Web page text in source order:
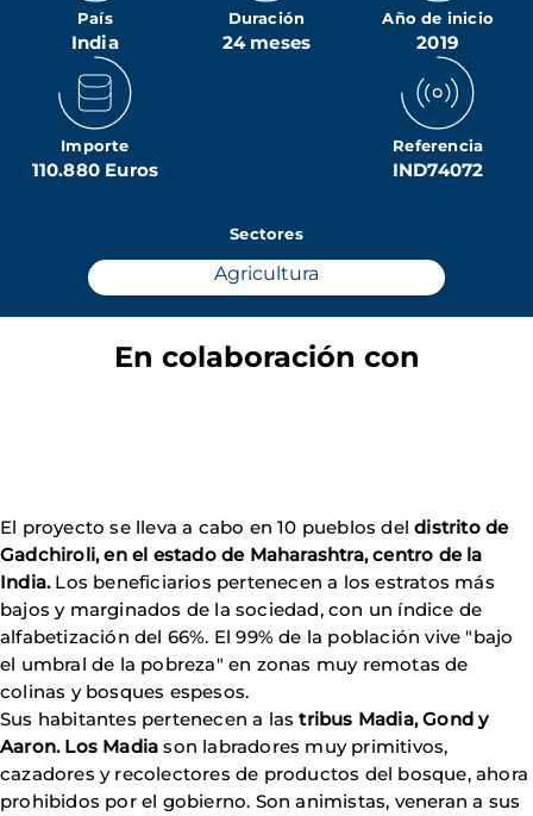
País
India
Duración
24 meses
Año de inicio
2019
Importe
110.880 Euros
Referencia
IND74072
Sectores
Agricultura
En colaboración con
El proyecto se lleva a cabo en 10 pueblos deldistrito de
Gadchiroli, en el estado de Maharashtra, centro de la
India.Los beneficiarios pertenecen a los estratos más
bajos y marginados de la sociedad, con un índice de
alfabetización del 66%. El 99% de la población vive "bajo
el umbral de la pobreza" en zonas muy remotas de
colinas y bosques espesos.
Sus habitantes pertenecen a las tribus Madia, Gond y
Aaron. Los Madia son labradores muy primitivos,
cazadores y recolectores de productos del bosque, ahora
prohibidos por el gobierno. Son animistas, veneran a sus